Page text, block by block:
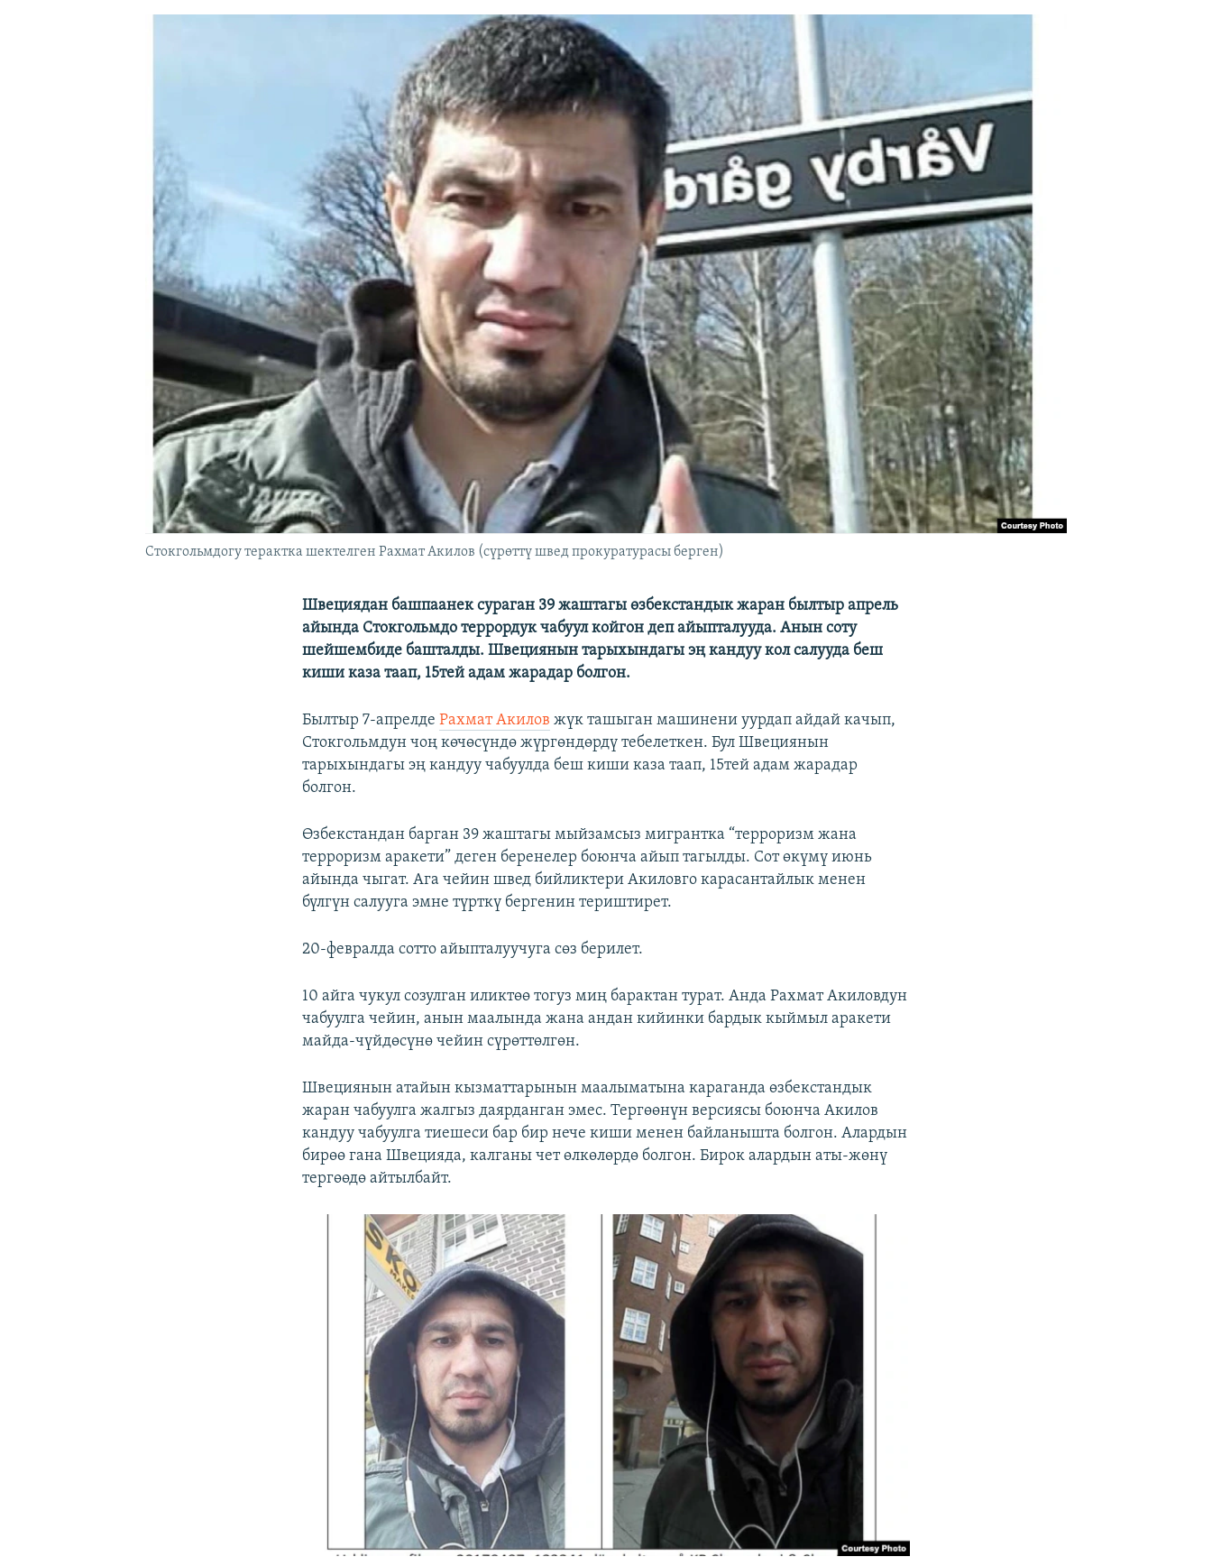
Стокгольмдогу терактка шектелген Рахмат Акилов (сүрөттү швед прокуратурасы берген)
Швециядан башпаанек сураган 39 жаштагы өзбекстандык жаран былтыр апрель
айында Стокгольмдо террордук чабуул койгон деп айыпталууда. Анын соту
шейшембиде башталды. Швециянын тарыхындагы эң кандуу кол салууда беш
киши каза таап, 15тей адам жарадар болгон.
Былтыр 7-апрелдеРахмат Акилов жүк ташыган машинени уурдап айдай качып,
Cтокгольмдун чоң көчөсүндө жүргөндөрдү тебелеткен. Бул Швециянын
тарыхындагы эң кандуу чабуулда беш киши каза таап, 15тей адам жарадар
болгон.
Өзбекстандан барган 39 жаштагы мыйзамсыз мигрантка “терроризм жана
терроризм аракети” деген беренелер боюнча айып тагылды. Сот өкүмү июнь
айында чыгат. Ага чейин швед бийликтери Акиловго карасантайлык менен
бүлгүн салууга эмне түрткү бергенин териштирет.
20-февралда сотто айыпталуучуга сөз берилет.
10 айга чукул созулган иликтөө тогуз миң барактан турат. Анда Рахмат Акиловдун
чабуулга чейин, анын маалында жана андан кийинки бардык кыймыл аракети
майда-чүйдөсүнө чейин сүрөттөлгөн.
Швециянын атайын кызматтарынын маалыматына караганда өзбекстандык
жаран чабуулга жалгыз даярданган эмес. Тергөөнүн версиясы боюнча Акилов
кандуу чабуулга тиешеси бар бир нече киши менен байланышта болгон. Алардын
бирөө гана Швецияда, калганы чет өлкөлөрдө болгон. Бирок алардын аты-жөнү
тергөөдө айтылбайт.